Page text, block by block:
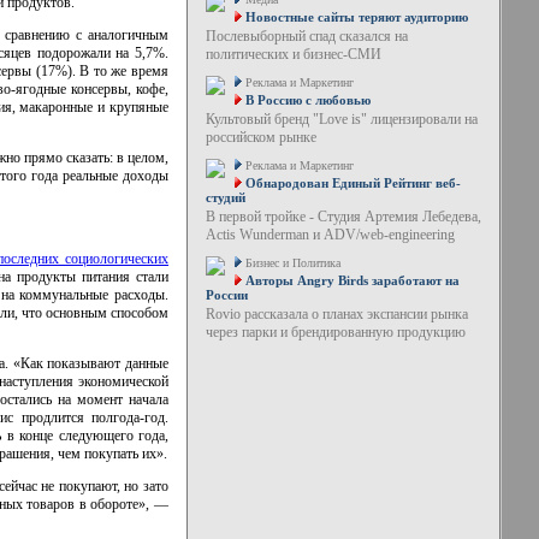
с аналогичным
подорожали на 5,7%.
(17%). В то же время
ягодные консервы, кофе,
макаронные и крупяные
прямо сказать: в целом,
года реальные доходы
социологических
продукты питания стали
коммунальные расходы.
что основным способом
«Как показывают данные
экономической
на момент начала
продлится полгода-год.
конце следующего года,
чем покупать их».
не покупают, но зато
товаров в обороте», —
Новостные сайты теряют аудиторию
Послевыборный спад сказался на
политических и бизнес-СМИ
Реклама и Маркетинг
В Россию с любовью
Культовый бренд "Love is" лицензировали на
российском рынке
Реклама и Маркетинг
Обнародован Единый Рейтинг веб-
студий
В первой тройке - Студия Артемия Лебедева,
Actis Wunderman и ADV/web-engineering
Бизнес и Политика
Авторы Angry Birds заработают на
России
Rovio рассказала о планах экспансии рынка
через парки и брендированную продукцию